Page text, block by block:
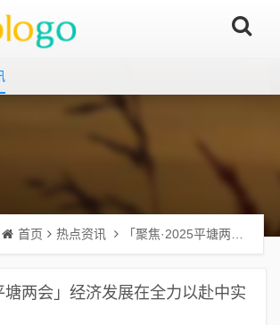
首页 热点资讯 「聚焦·2025平塘两会」经济发展在全力以赴中实现稳中有进
塘两会」经济发展在全力以赴中实